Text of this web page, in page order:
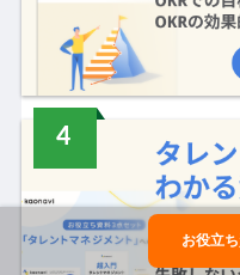
お役立